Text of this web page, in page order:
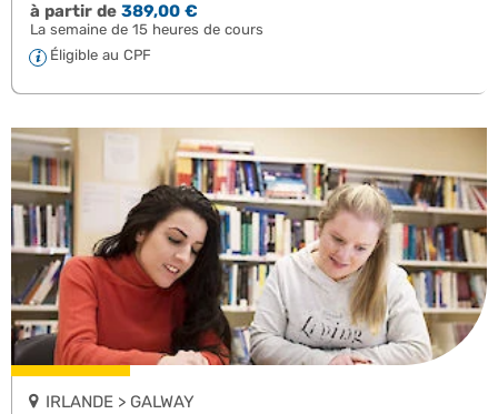
à partir de389,00 €
La semaine de 15 heures de cours
Éligible au CPF
IRLANDE > GALWAY